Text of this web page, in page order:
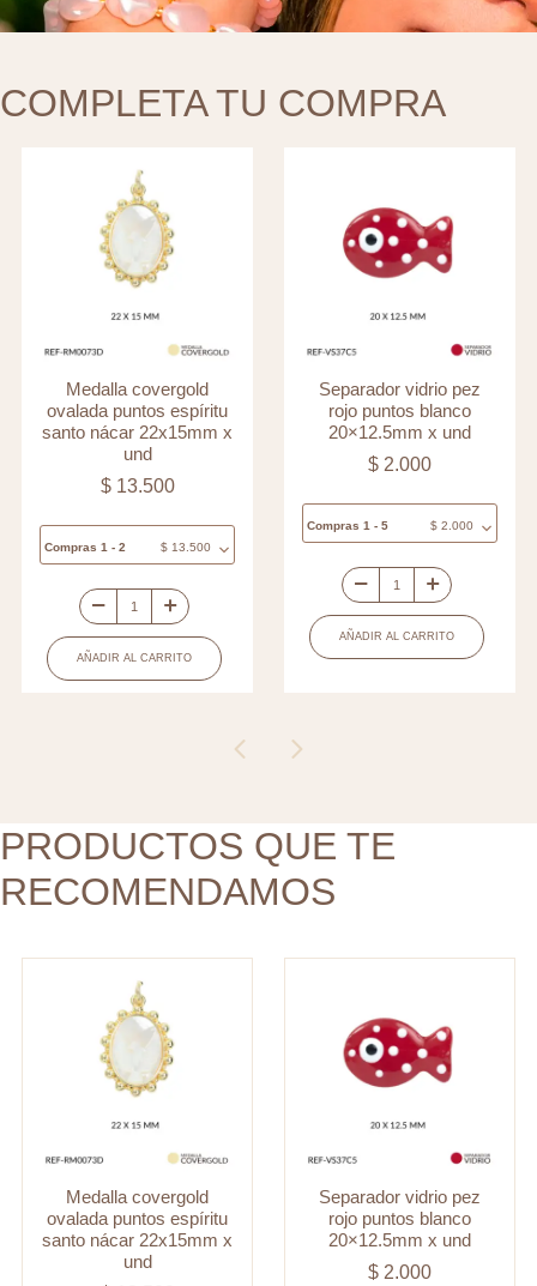
COMPLETA TU COMPRA
Medalla covergold
ovalada puntos espíritu
santo nácar 22x15mm x
und
$13.500
Compras 1 - 2 $13.500
Medalla
covergold
ovalada
22x15mm
x
und
AÑADIR AL CARRITO
Separador vidrio pez
rojo puntos blanco
20×12.5mm x und
$ 2.000
Compras 1 - 5 $2.000
Separador
vidrio
pez
und
AÑADIR AL CARRITO
PRODUCTOS QUE TE
RECOMENDAMOS
Medalla covergold
ovalada puntos espíritu
santo nácar 22x15mm x
und
Separador vidrio pez
rojo puntos blanco
20×12.5mm x und
$ 2.000